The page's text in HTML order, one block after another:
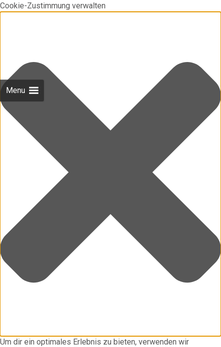
Cookie-Zustimmung verwalten
Um dir ein optimales Erlebnis zu bieten, verwenden wir
Menu